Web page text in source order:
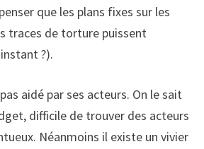
que les plans fixes sur les
traces de torture puissent
?).
aidé par ses acteurs. On le sait
difficile de trouver des acteurs
Néanmoins il existe un vivier